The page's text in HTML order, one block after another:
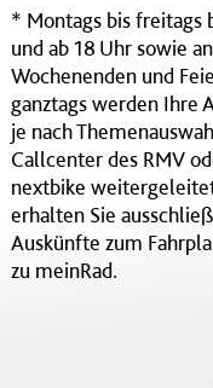
* Montags bis freitags
und ab 18 Uhr sowie an
Wochenenden und
ganztags werden Ihre
je nach
Callcenter des RMV
nextbike
erhalten Sie
Auskünfte zum
zu meinRad.